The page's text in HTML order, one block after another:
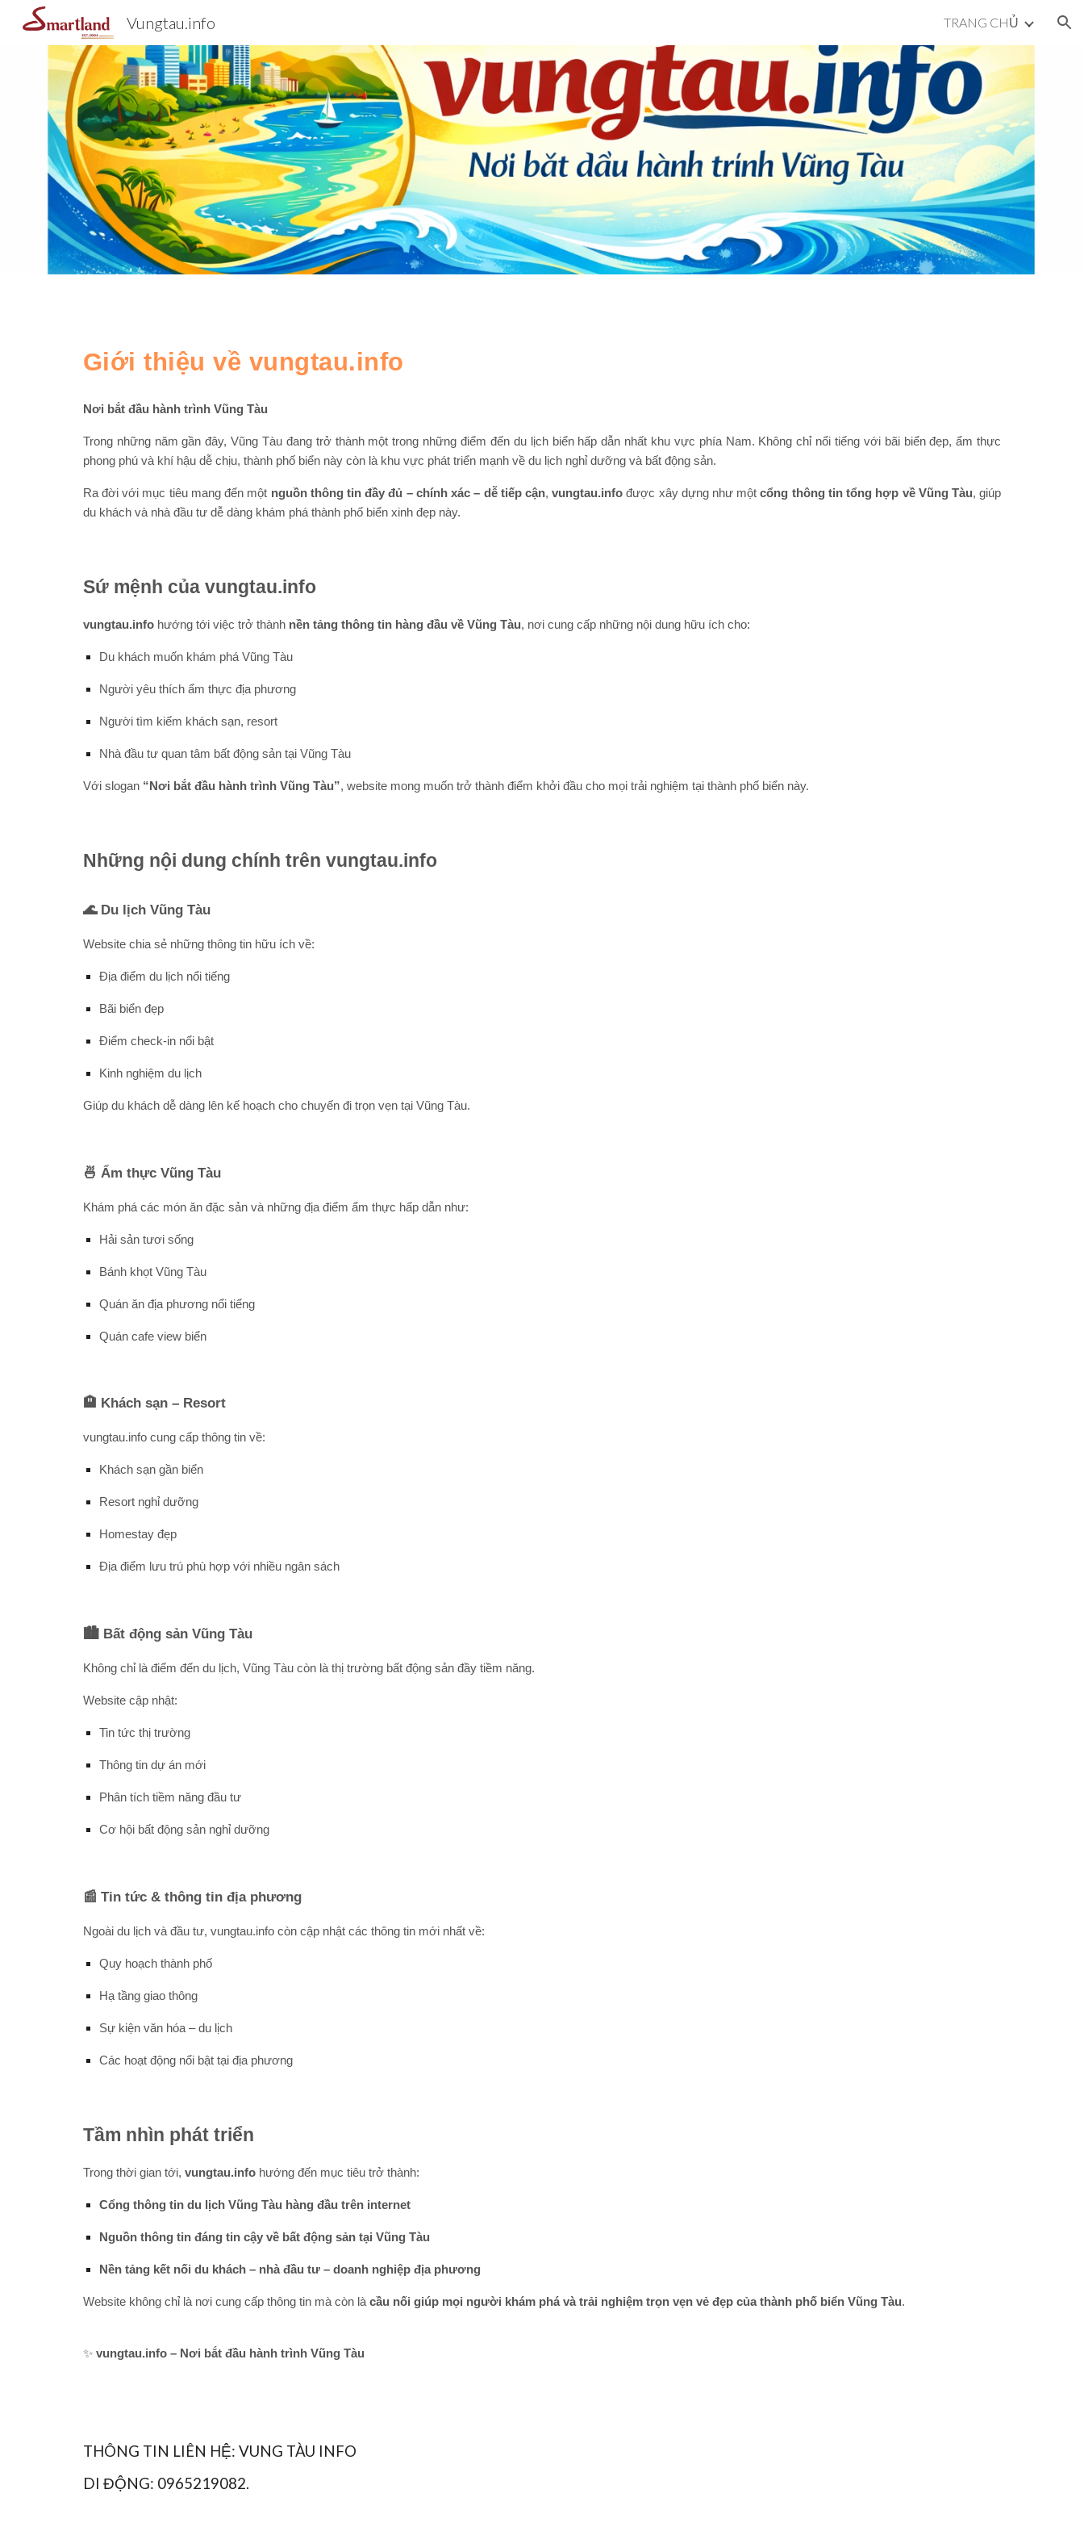
Vungtau.info TRANG CHỦ
Giới thiệu về vungtau.info
Nơi bắt đầu hành trình Vũng Tàu
Trong những năm gần đây, Vũng Tàu đang trở thành một trong những điểm đến du lịch biển hấp dẫn nhất khu vực phía Nam. Không chỉ nổi tiếng với bãi biển đẹp, ẩm thực
phong phú và khí hậu dễ chịu, thành phố biển này còn là khu vực phát triển mạnh về du lịch nghỉ dưỡng và bất động sản.
Ra đời với mục tiêu mang đến một nguồn thông tin đầy đủ – chính xác – dễ tiếp cận,vungtau.info được xây dựng như mộtcổng thông tin tổng hợp về Vũng Tàu, giúp
du khách và nhà đầu tư dễ dàng khám phá thành phố biển xinh đẹp này.
Sứ mệnh của vungtau.info
vungtau.infohướng tới việc trở thành nền tảng thông tin hàng đầu về Vũng Tàu, nơi cung cấp những nội dung hữu ích cho:
Du khách muốn khám phá Vũng Tàu
Người yêu thích ẩm thực địa phương
Người tìm kiếm khách sạn, resort
Nhà đầu tư quan tâm bất động sản tại Vũng Tàu
Với slogan “Nơi bắt đầu hành trình Vũng Tàu”, website mong muốn trở thành điểm khởi đầu cho mọi trải nghiệm tại thành phố biển này.
Những nội dung chính trên vungtau.info
🌊 Du lịch Vũng Tàu
Website chia sẻ những thông tin hữu ích về:
Địa điểm du lịch nổi tiếng
Bãi biển đẹp
Điểm check-in nổi bật
Kinh nghiệm du lịch
Giúp du khách dễ dàng lên kế hoạch cho chuyến đi trọn vẹn tại Vũng Tàu.
🍜 Ẩm thực Vũng Tàu
Khám phá các món ăn đặc sản và những địa điểm ẩm thực hấp dẫn như:
Hải sản tươi sống
Bánh khọt Vũng Tàu
Quán ăn địa phương nổi tiếng
Quán cafe view biển
🏨 Khách sạn – Resort
vungtau.info cung cấp thông tin về:
Khách sạn gần biển
Resort nghỉ dưỡng
Homestay đẹp
Địa điểm lưu trú phù hợp với nhiều ngân sách
🏙️ Bất động sản Vũng Tàu
Không chỉ là điểm đến du lịch, Vũng Tàu còn là thị trường bất động sản đầy tiềm năng.
Website cập nhật:
Tin tức thị trường
Thông tin dự án mới
Phân tích tiềm năng đầu tư
Cơ hội bất động sản nghỉ dưỡng
📰 Tin tức & thông tin địa phương
Ngoài du lịch và đầu tư, vungtau.info còn cập nhật các thông tin mới nhất về:
Quy hoạch thành phố
Hạ tầng giao thông
Sự kiện văn hóa – du lịch
Các hoạt động nổi bật tại địa phương
Tầm nhìn phát triển
Trong thời gian tới, vungtau.infohướng đến mục tiêu trở thành:
Cổng thông tin du lịch Vũng Tàu hàng đầu trên internet
Nguồn thông tin đáng tin cậy về bất động sản tại Vũng Tàu
Nền tảng kết nối du khách – nhà đầu tư – doanh nghiệp địa phương
Website không chỉ là nơi cung cấp thông tin mà còn là cầu nối giúp mọi người khám phá và trải nghiệm trọn vẹn vẻ đẹp của thành phố biển Vũng Tàu.
✨ vungtau.info – Nơi bắt đầu hành trình Vũng Tàu
THÔNG TIN LIÊN HỆ: VUNG TÀU INFO
DI ĐỘNG: 0965219082.